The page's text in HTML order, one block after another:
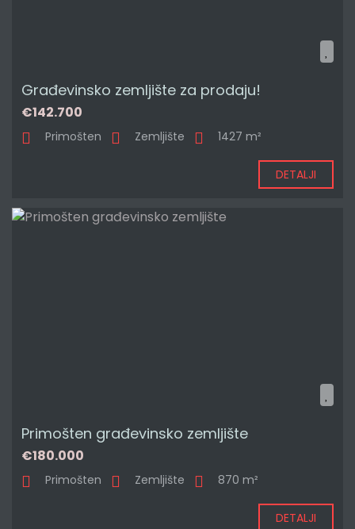
Građevinsko zemljište za prodaju!
€142.700
Primošten Zemljište 1427 m²
DETALJI
Primošten građevinsko zemljište
€180.000
Primošten Zemljište 870 m²
DETALJI